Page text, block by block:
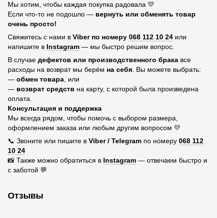
Мы хотим, чтобы каждая покупка радовала 💛
Если что-то не подошло — вернуть или обменять товар
очень просто!
Свяжитесь с нами в Viber по номеру 068 112 10 24 или
напишите в Instagram — мы быстро решим вопрос.
В случае дефектов или производственного брака все
расходы на возврат мы берём на себя . Вы можете выбрать:
— обмен товара , или
— возврат средств на карту, с которой была произведена
оплата.
Консультация и поддержка
Мы всегда рядом, чтобы помочь с выбором размера,
оформлением заказа или любым другим вопросом 💛
📞 Звоните или пишите в Viber / Telegram по номеру 068 112
10 24
📸 Также можно обратиться в Instagram — отвечаем быстро и
с заботой 💬
Отзывы